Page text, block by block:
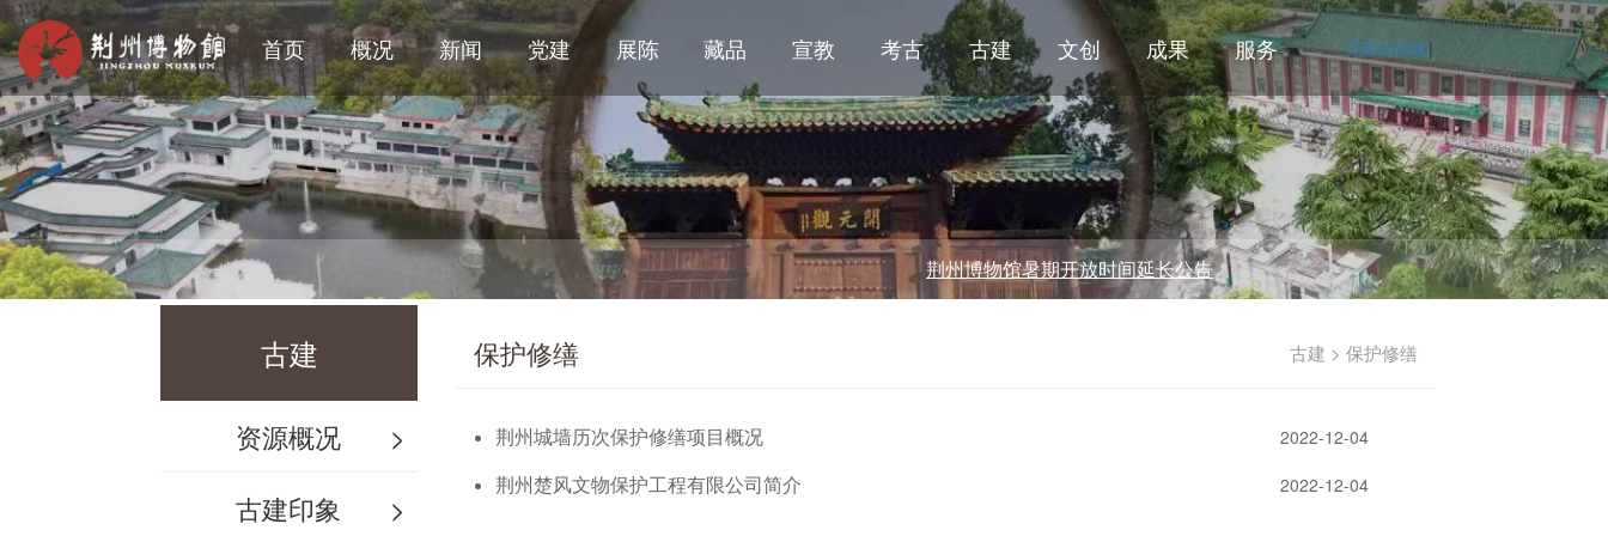
首页 概况 新闻 党建 展陈 藏品 宣教 考古 古建 文创 成果 服务 无障碍阅读|
荆州博物馆暑期开放时间延长公告
古建
资源概况
>
古建印象
>
保护修缮 古建 > 保护修缮
荆州城墙历次保护修缮项目概况 2022-12-04
荆州楚风文物保护工程有限公司简介 2022-12-04